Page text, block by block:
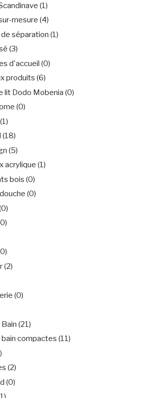
(1)
mesure (4)
séparation (1)
(3)
d'accueil (0)
produits (6)
lit Dodo Mobenia (0)
(0)
(1)
(18)
(5)
acrylique (1)
bois (0)
(0)
(2)
(0)
(21)
bain compactes (11)
(2)
(0)